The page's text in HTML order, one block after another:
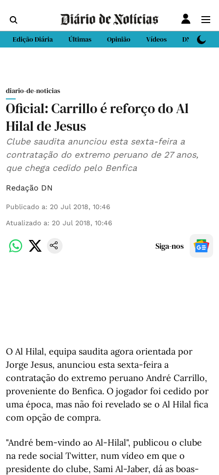
Edição Diária Últimas Opinião Vídeos DN Sport
diario-de-noticias
Oficial: Carrillo é reforço do Al
Hilal de Jesus
Clube saudita anunciou esta sexta-feira a
contratação do extremo peruano de 27 anos,
que chega cedido pelo Benfica
Redação DN
Publicado a: 20 Jul 2018, 10:46
Atualizado a: 20 Jul 2018, 10:46
Siga-nos
O Al Hilal, equipa saudita agora orientada por
Jorge Jesus, anunciou esta sexta-feira a
contratação do extremo peruano André Carrillo,
proveniente do Benfica. O jogador foi cedido por
uma época, mas não foi revelado se o Al Hilal fica
com opção de compra.
"André bem-vindo ao Al-Hilal", publicou o clube
na rede social Twitter, num vídeo em que o
presidente do clube, Sami Al-Jaber, dá as boas-